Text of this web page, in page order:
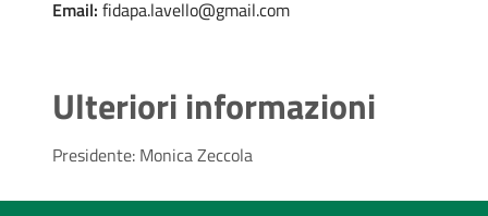
Email: fidapa.lavello@gmail.com
Ulteriori informazioni
Presidente: Monica Zeccola